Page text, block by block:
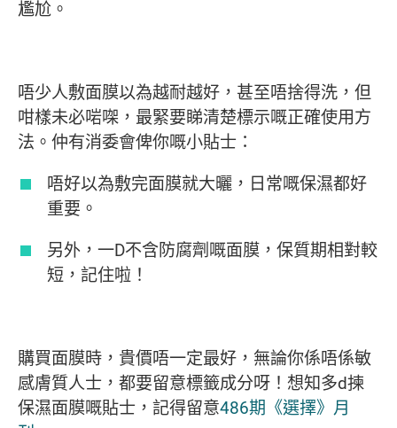
尷尬。
唔少人敷面膜以為越耐越好，甚至唔捨得洗，但
咁樣未必啱㗎，最緊要睇清楚標示嘅正確使用方
法。仲有消委會俾你嘅小貼士：
唔好以為敷完面膜就大曬，日常嘅保濕都好
重要。
另外，一D不含防腐劑嘅面膜，保質期相對較
短，記住啦！
購買面膜時，貴價唔一定最好，無論你係唔係敏
感膚質人士，都要留意標籤成分呀！想知多d揀
保濕面膜嘅貼士，記得留意486期《選擇》月